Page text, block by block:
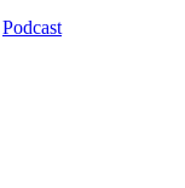
Podcast